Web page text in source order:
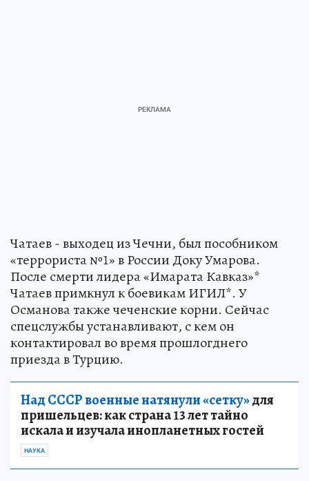
Чатаев - выходец из Чечни, был пособником
«террориста №1» в России Доку Умарова.
После смерти лидера «Имарата Кавказ»*
Чатаев примкнул к боевикам ИГИЛ*. У
Османова также чеченские корни. Сейчас
спецслужбы устанавливают, с кем он
контактировал во время прошлогднего
приезда в Турцию.
Над СССР военные натянули «сетку»для
пришельцев: как страна 13 лет тайно
искала и изучала инопланетных гостей
НАУКА